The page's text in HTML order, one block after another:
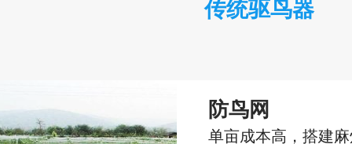
传统驱鸟器
防鸟网
单亩成本高，搭建